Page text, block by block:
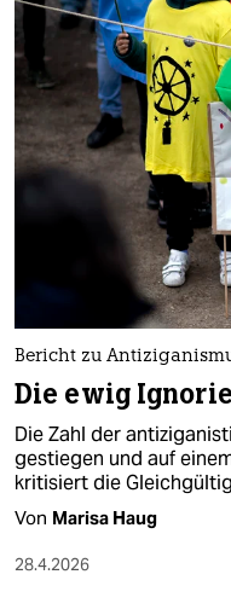
Bericht zu
Die ewig
Die Zahl der
gestiegen und auf
kritisiert die
Von Marisa Haug
28.4.2026